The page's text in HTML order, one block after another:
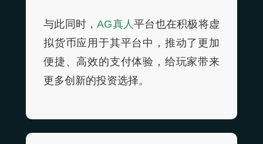
与此同时，AG真人平台也在积极将虚
拟货币应用于其平台中，推动了更加
便捷、高效的支付体验，给玩家带来
更多创新的投资选择。